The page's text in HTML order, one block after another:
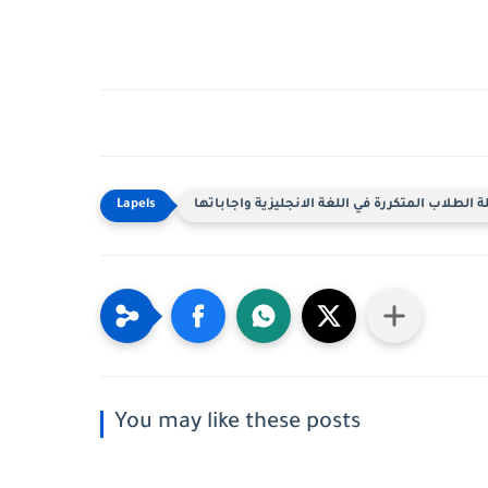
الطلاب المتكررة في اللغة الانجليزية واجاباتها
You may like these posts